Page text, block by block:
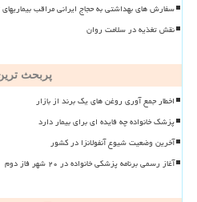
سفارش های بهداشتی به حجاج ایرانی مراقب
نقش تغذیه در سلامت روان
پربحث
اخطار جمع آوری روغن های یک برند از بازار
پزشک خانواده چه فایده ای برای بیمار دارد
آخرین وضعیت شیوع آنفولانزا در کشور
آغاز رسمی برنامه پزشکی خانواده در ۲۰ شهر فاز دوم